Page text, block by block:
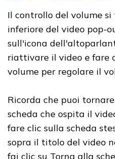
Il controllo del volume
inferiore del video pop-
sull'icona
riattivare il video e fare
volume per regolare il
Ricorda che puoi
scheda che ospita il
fare clic sulla scheda
sopra il titolo del video
fai clic su Torna alla